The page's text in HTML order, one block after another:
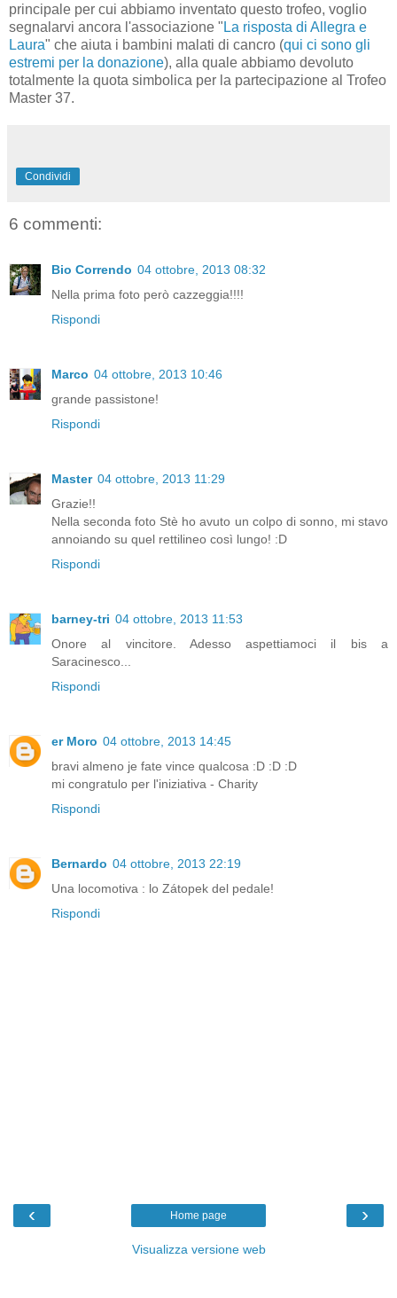
principale per cui abbiamo inventato questo trofeo, voglio
segnalarvi ancora l'associazione " La risposta di Allegra e
Laura" che aiuta i bambini malati di cancro (qui ci sono gli
estremi per la donazione), alla quale abbiamo devoluto
totalmente la quota simbolica per la partecipazione al Trofeo
Master 37.
Condividi
6 commenti:
Bio Correndo 04 ottobre, 2013 08:32
Nella prima foto però cazzeggia!!!!
Rispondi
Marco 04 ottobre, 2013 10:46
grande passistone!
Rispondi
Master 04 ottobre, 2013 11:29
Grazie!!
Nella seconda foto Stè ho avuto un colpo di sonno, mi stavo
annoiando su quel rettilineo così lungo! :D
Rispondi
barney-tri 04 ottobre, 2013 11:53
Onore al vincitore. Adesso aspettiamoci il bis a
Saracinesco...
Rispondi
er Moro 04 ottobre, 2013 14:45
bravi almeno je fate vince qualcosa :D :D :D
mi congratulo per l'iniziativa - Charity
Rispondi
Bernardo 04 ottobre, 2013 22:19
Una locomotiva : lo Zátopek del pedale!
Rispondi
‹ ›
Home page
Visualizza versione web